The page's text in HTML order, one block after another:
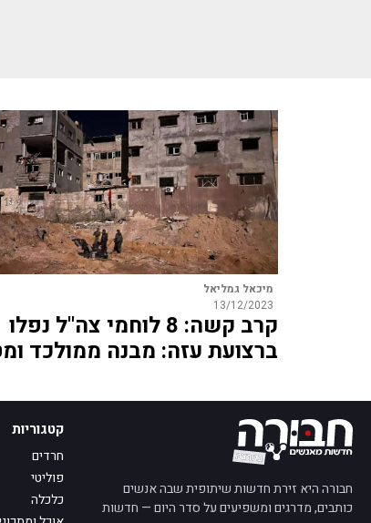
מיכאל גמליאל
13/12/2023
קרב קשה: 8 לוחמי צה"ל נפלו
ברצועת עזה: מבנה ממולכד
חבורה היא זירת חדשות שיתופית שבה אנשים
כותבים, מדרגים ומשפיעים על סדר היום — חדשות
קטגוריות
חרדים
פוליטי
כלכלה